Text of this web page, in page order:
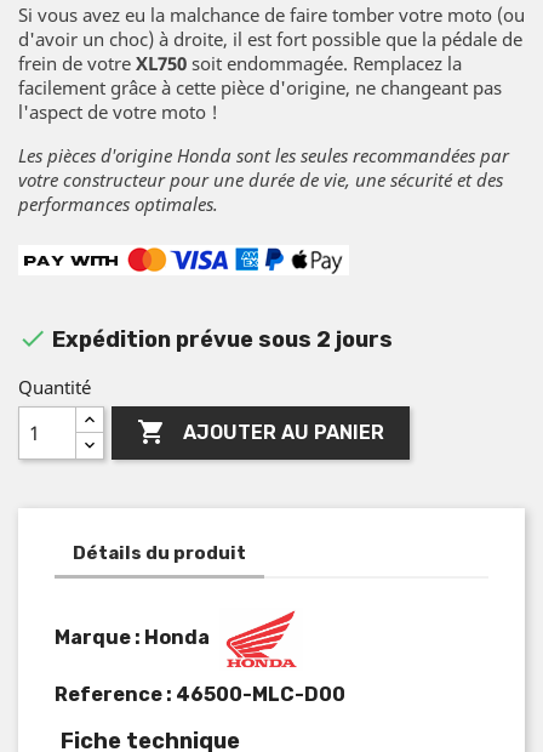
Si vous avez eu la malchance de faire tomber votre moto (ou
d'avoir un choc) à droite, il est fort possible que la pédale de
frein de votre XL750 soit endommagée. Remplacez la
facilement grâce à cette pièce d'origine, ne changeant pas
l'aspect de votre moto !
Les pièces d'origine Honda sont les seules recommandées par
votre constructeur pour une durée de vie, une sécurité et des
performances optimales.
 Expédition prévue sous 2 jours
Quantité
 AJOUTER AU PANIER
Détails du produit
Marque : Honda
Reference : 46500-MLC-D00
Fiche technique